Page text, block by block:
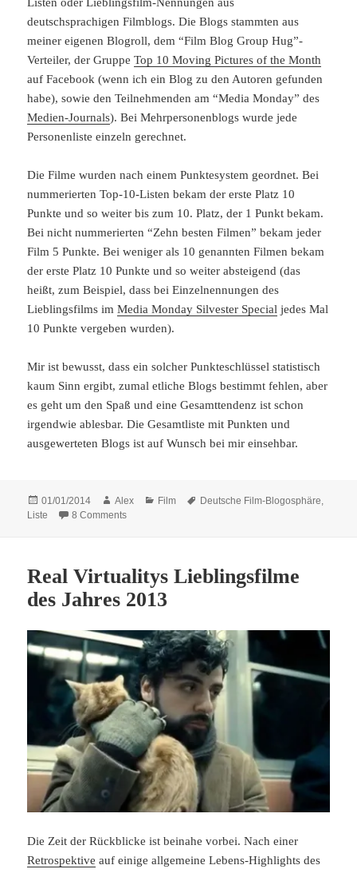
deutschsprachigen Filmblogs. Die Blogs stammten aus
meiner eigenen Blogroll, dem “Film Blog Group Hug”-
Verteiler, der GruppeTop 10 Moving Pictures of the Month
auf Facebook (wenn ich ein Blog zu den Autoren gefunden
habe), sowie den Teilnehmenden am “Media Monday” des
Medien-Journals). Bei Mehrpersonenblogs wurde jede
Personenliste einzeln gerechnet.
Die Filme wurden nach einem Punktesystem geordnet. Bei
nummerierten Top-10-Listen bekam der erste Platz 10
Punkte und so weiter bis zum 10. Platz, der 1 Punkt bekam.
Bei nicht nummerierten “Zehn besten Filmen” bekam jeder
Film 5 Punkte. Bei weniger als 10 genannten Filmen bekam
der erste Platz 10 Punkte und so weiter absteigend (das
heißt, zum Beispiel, dass bei Einzelnennungen des
Lieblingsfilms imMedia Monday Silvester Special jedes Mal
10 Punkte vergeben wurden).
Mir ist bewusst, dass ein solcher Punkteschlüssel statistisch
kaum Sinn ergibt, zumal etliche Blogs bestimmt fehlen, aber
es geht um den Spaß und eine Gesamttendenz ist schon
irgendwie ablesbar. Die Gesamtliste mit Punkten und
ausgewerteten Blogs ist auf Wunsch bei mir einsehbar.
Posted
on
01/01/2014 Author
Alex Categories
Film Tags
Deutsche Film-Blogosphäre,
Liste
8 Commentson Die Lieblingsfilme der deutschen Film-
Real Virtualitys Lieblingsfilme
des Jahres 2013
Die Zeit der Rückblicke ist beinahe vorbei. Nach einer
Retrospektive auf einige allgemeine Lebens-Highlights des